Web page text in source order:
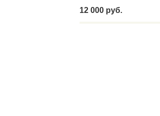
12 000 руб.